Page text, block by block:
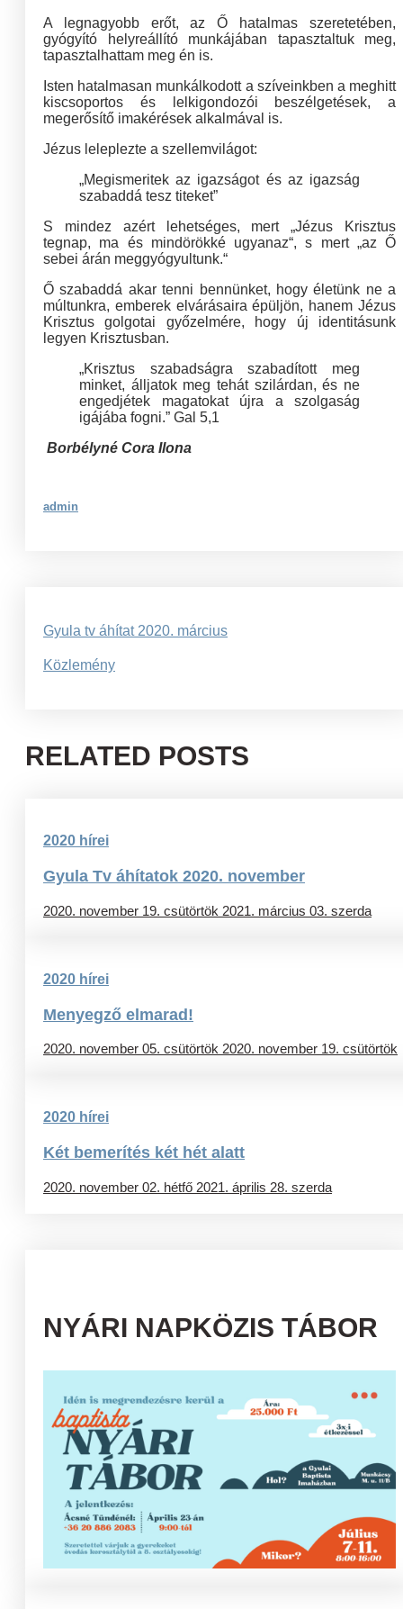
A legnagyobb erőt, az Ő hatalmas szeretetében,
gyógyító helyreállító munkájában tapasztaltuk meg,
tapasztalhattam meg én is.
Isten hatalmasan munkálkodott a szíveinkben a meghitt
kiscsoportos és lelkigondozói beszélgetések, a
megerősítő imakérések alkalmával is.
Jézus leleplezte a szellemvilágot:
„Megismeritek az igazságot és az igazság
szabaddá tesz titeket”
S mindez azért lehetséges, mert „Jézus Krisztus
tegnap, ma és mindörökké ugyanaz“, s mert „az Ő
sebei árán meggyógyultunk.“
Ő szabaddá akar tenni bennünket, hogy életünk ne a
múltunkra, emberek elvárásaira épüljön, hanem Jézus
Krisztus golgotai győzelmére, hogy új identitásunk
legyen Krisztusban.
„Krisztus szabadságra szabadított meg
minket, álljatok meg tehát szilárdan, és ne
engedjétek magatokat újra a szolgaság
igájába fogni.” Gal 5,1
Borbélyné Cora Ilona
admin
navigáció
Gyula tv áhítat 2020. március
Közlemény
RELATED POSTS
2020 hírei
Gyula Tv áhítatok 2020. november
2020. november 19. csütörtök 2021. március 03. szerda
2020 hírei
Menyegző elmarad!
2020. november 05. csütörtök 2020. november 19. csütörtök
2020 hírei
Két bemerítés két hét alatt
2020. november 02. hétfő 2021. április 28. szerda
NYÁRI NAPKÖZIS TÁBOR